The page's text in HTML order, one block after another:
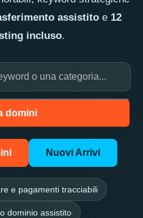
assistitoe 12
incluso.
domini
Nuovi Arrivi
e pagamenti tracciabili
dominio assistito